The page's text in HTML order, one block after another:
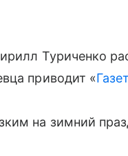
Туриченко
приводит «
на зимний